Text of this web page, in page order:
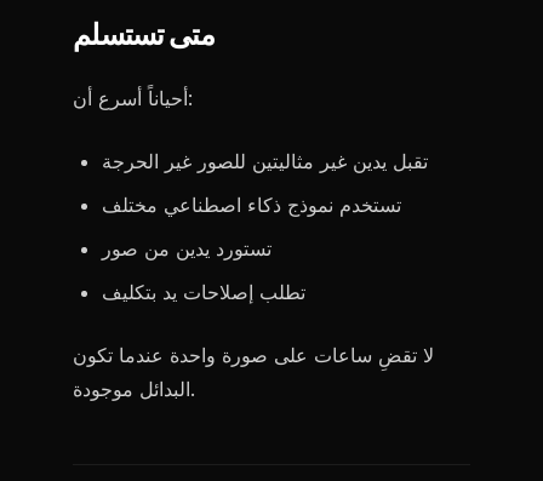
متى تستسلم
أحياناً أسرع أن:
تقبل يدين غير مثاليتين للصور غير الحرجة
تستخدم نموذج ذكاء اصطناعي مختلف
تستورد يدين من صور
تطلب إصلاحات يد بتكليف
لا تقضِ ساعات على صورة واحدة عندما تكون
البدائل موجودة.